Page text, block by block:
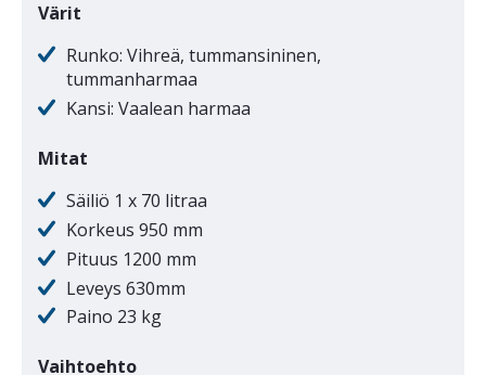
Värit
Runko: Vihreä, tummansininen,
tummanharmaa
Kansi: Vaalean harmaa
Mitat
Säiliö 1 x 70 litraa
Korkeus 950 mm
Pituus 1200 mm
Leveys 630mm
Paino 23 kg
Vaihtoehto